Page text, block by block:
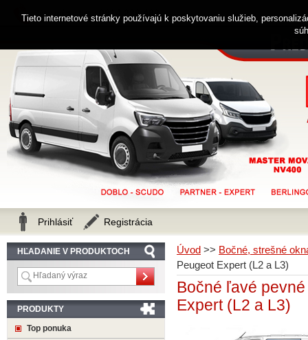
Úvod >> Bočné, strešné
Peugeot Expert (L2 a L3)
Bočné ľavé
Expert (L2 a L3)
HĽADANIE V PRODUKTOCH
PRODUKTY
Top ponuka
Zákaznícka linka 0914 238 482
Prihlásiť Registrácia
Tieto internetové stránky používajú k poskytovaniu služieb,